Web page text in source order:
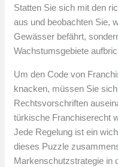
Statten Sie sich mit den
aus und beobachten Sie,
Gewässer befährt,
Wachstumsgebiete
Um den Code von
knacken, müssen Sie
Rechtsvorschriften
türkische Franchiserecht
Jede Regelung ist ein
dieses Puzzle
Markenschutzstrategie in